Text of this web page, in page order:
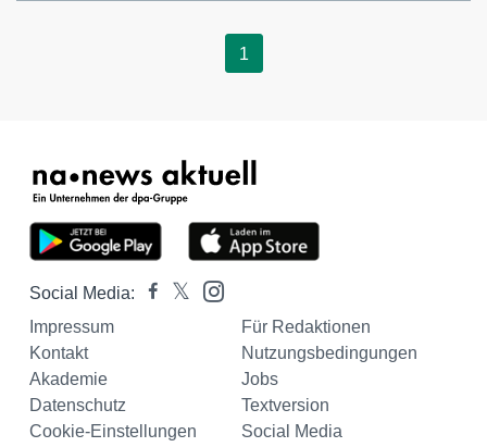
1
Social Media:
Impressum
Für Redaktionen
Kontakt
Nutzungsbedingungen
Akademie
Jobs
Datenschutz
Textversion
Cookie-Einstellungen
Social Media